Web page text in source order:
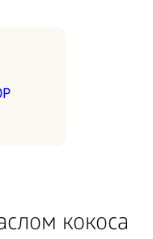
кокоса